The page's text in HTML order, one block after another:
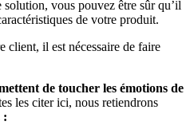
vous pouvez être sûr qu’il
de votre produit.
client, il est nécessaire de faire
de toucher les émotions de
les citer ici, nous retiendrons
: